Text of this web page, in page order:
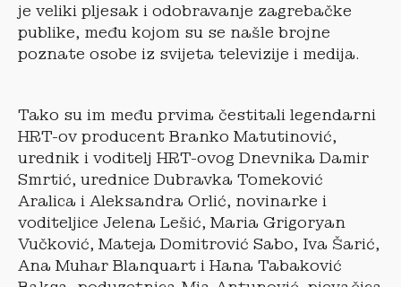
je veliki pljesak i odobravanje zagrebačke
publike, među kojom su se našle brojne
poznate osobe iz svijeta televizije i medija.
Tako su im među prvima čestitali legendarni
HRT-ov producent Branko Matutinović,
urednik i voditelj HRT-ovog Dnevnika Damir
Smrtić, urednice Dubravka Tomeković
Aralica i Aleksandra Orlić, novinarke i
voditeljice Jelena Lešić, Maria Grigoryan
Vučković, Mateja Domitrović Sabo, Iva Šarić,
Ana Muhar Blanquart i Hana Tabaković